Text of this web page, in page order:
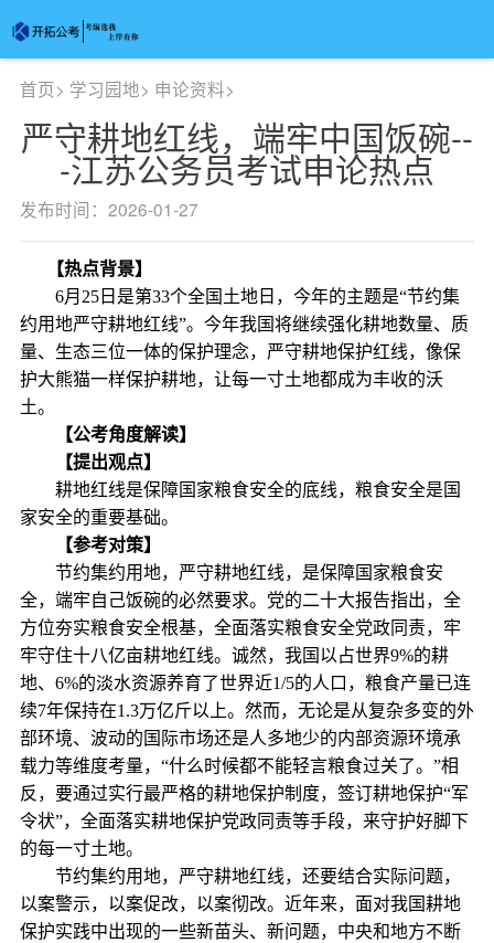
首页> 学习园地> 申论资料>
严守耕地红线，端牢中国饭碗--
-江苏公务员考试申论热点
发布时间：2026-01-27
【热点背景】
6月25日是第33个全国土地日，今年的主题是“节约集
约用地严守耕地红线”。今年我国将继续强化耕地数量、质
量、生态三位一体的保护理念，严守耕地保护红线，像保
护大熊猫一样保护耕地，让每一寸土地都成为丰收的沃
土。
【公考角度解读】
【提出观点】
耕地红线是保障国家粮食安全的底线，粮食安全是国
家安全的重要基础。
【参考对策】
节约集约用地，严守耕地红线，是保障国家粮食安
全，端牢自己饭碗的必然要求。党的二十大报告指出，全
方位夯实粮食安全根基，全面落实粮食安全党政同责，牢
牢守住十八亿亩耕地红线。诚然，我国以占世界9%的耕
地、6%的淡水资源养育了世界近1/5的人口，粮食产量已连
续7年保持在1.3万亿斤以上。然而，无论是从复杂多变的外
部环境、波动的国际市场还是人多地少的内部资源环境承
载力等维度考量，“什么时候都不能轻言粮食过关了。”相
反，要通过实行最严格的耕地保护制度，签订耕地保护“军
令状”，全面落实耕地保护党政同责等手段，来守护好脚下
的每一寸土地。
节约集约用地，严守耕地红线，还要结合实际问题，
以案警示，以案促改，以案彻改。近年来，面对我国耕地
保护实践中出现的一些新苗头、新问题，中央和地方不断